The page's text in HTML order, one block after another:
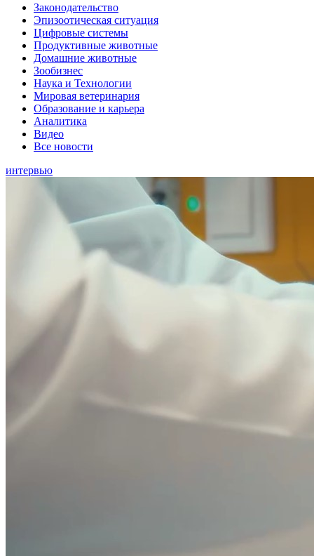
Законодательство
Эпизоотическая ситуация
Цифровые системы
Продуктивные животные
Домашние животные
Зообизнес
Наука и Технологии
Мировая ветеринария
Образование и карьера
Аналитика
Видео
Все новости
интервью